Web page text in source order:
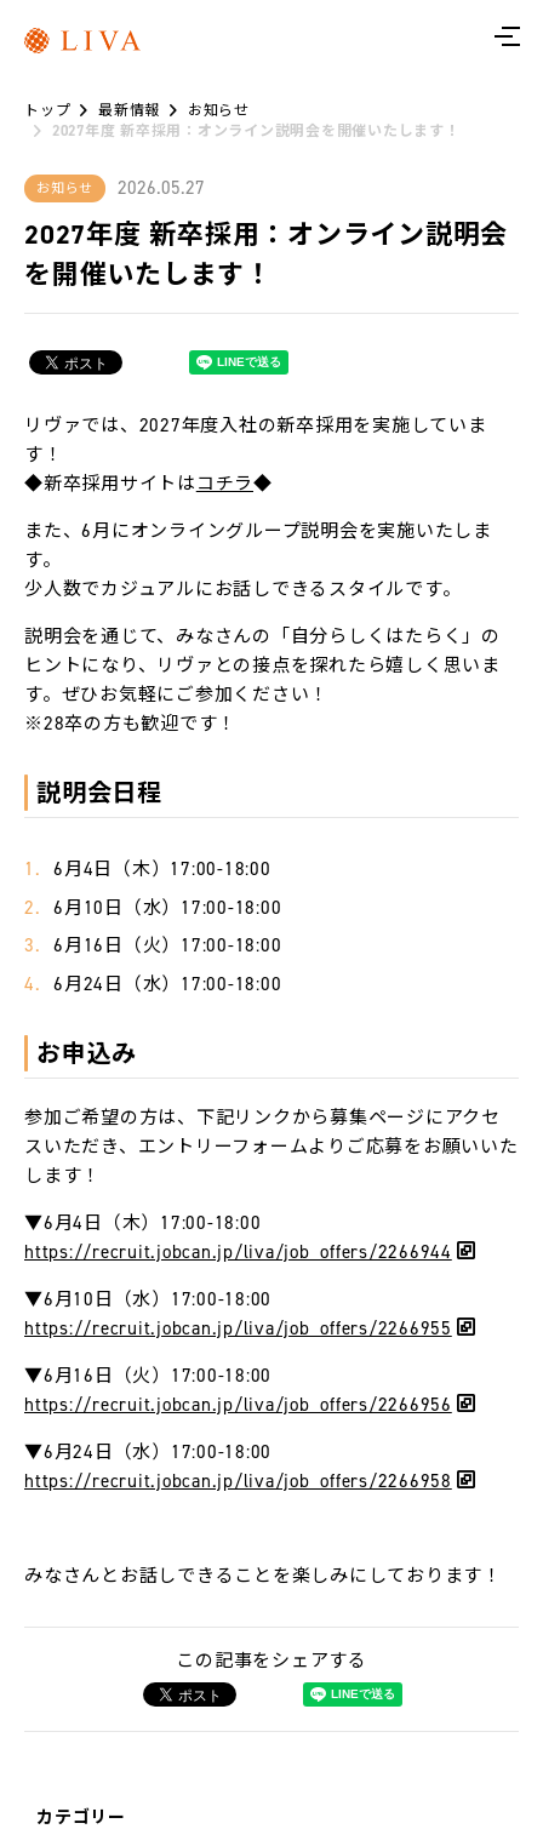
ト
ッ
リ
に
つ
て
ー
ス
リ
ヴ
ァ
ト
レ
ヴ
ァ
Biz
ム
ラ
極
た
ら
く
チ
ャ
レ
BASE
お
ら
せ
法
人
の
方
用
情
報
表
メ
ー
員
ュ
トップ 最新情報
お知らせ
2027年度 新卒採用：オンライン説明会を開催いたします！
お知らせ 2026.05.27
2027年度 新卒採用：オンライン説明会
を開催いたします！
リヴァでは、2027年度入社の新卒採用を実施していま
す！
◆新卒採用サイトは コチラ◆
また、6月にオンライングループ説明会を実施いたしま
す。
少人数でカジュアルにお話しできるスタイルです。
説明会を通じて、みなさんの「自分らしくはたらく」の
ヒントになり、リヴァとの接点を探れたら嬉しく思いま
す。ぜひお気軽にご参加ください！
※28卒の方も歓迎です！
説明会日程
6月4日（木）17:00-18:00
6月10日（水）17:00-18:00
6月16日（火）17:00-18:00
6月24日（水）17:00-18:00
お申込み
参加ご希望の方は、下記リンクから募集ページにアクセ
スいただき、エントリーフォームよりご応募をお願いいた
します！
▼6月4日（木）17:00-18:00
https://recruit.jobcan.jp/liva/job_offers/2266944
▼6月10日（水）17:00-18:00
https://recruit.jobcan.jp/liva/job_offers/2266955
▼6月16日（火）17:00-18:00
https://recruit.jobcan.jp/liva/job_offers/2266956
▼6月24日（水）17:00-18:00
https://recruit.jobcan.jp/liva/job_offers/2266958
みなさんとお話しできることを楽しみにしております！
この記事をシェアする
カテゴリー